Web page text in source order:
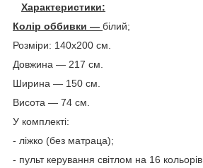
Характеристики:
Колір оббивки — білий;
Розміри: 140х200 см.
Довжина — 217 см.
Ширина — 150 см.
Висота — 74 см.
У комплекті:
- ліжко (без матраца);
- пульт керування світлом на 16 кольорів.